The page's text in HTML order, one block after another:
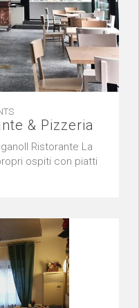
& Pizzeria
Ristorante La
ospiti con piatti